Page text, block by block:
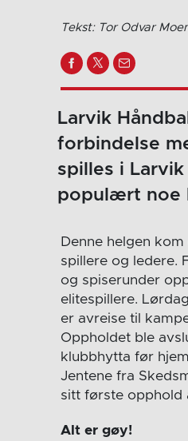
Tekst: Tor Odvar
Larvik
forbindelse
spilles i
populært noe
Denne helgen
spillere og ledere.
og spiserunder
elitespillere.
er avreise til
Oppholdet ble
klubbhytta før
Jentene fra
sitt første opphold
Alt er gøy!